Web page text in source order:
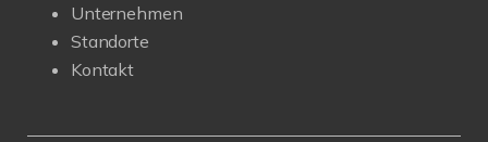
Unternehmen
Standorte
Kontakt